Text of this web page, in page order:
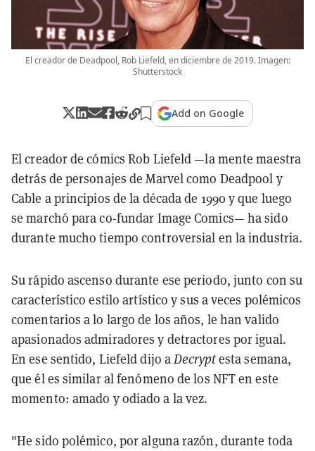
El creador de Deadpool, Rob Liefeld, en diciembre de 2019. Imagen:
Shutterstock
Add on Google
El creador de cómics Rob Liefeld —la mente maestra
detrás de personajes de Marvel como Deadpool y
Cable a principios de la década de 1990 y que luego
se marchó para co-fundar Image Comics— ha sido
durante mucho tiempo controversial en la industria.
Su rápido ascenso durante ese periodo, junto con su
característico estilo artístico y sus a veces polémicos
comentarios a lo largo de los años, le han valido
apasionados admiradores y detractores por igual.
En ese sentido, Liefeld dijo aDecryptesta semana,
que él es similar al fenómeno de los NFT en este
momento: amado y odiado a la vez.
"He sido polémico, por alguna razón, durante toda